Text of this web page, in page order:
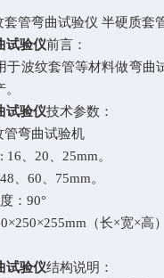
套管弯曲试验仪 半硬质套
试验仪前言：
波纹套管等材料做弯曲
试验仪技术参数：
管弯曲试验机
: 16 20 25mm。
48 、60 75mm。
：90°
×250×255mm （长×宽×高）
试验仪结构说明：